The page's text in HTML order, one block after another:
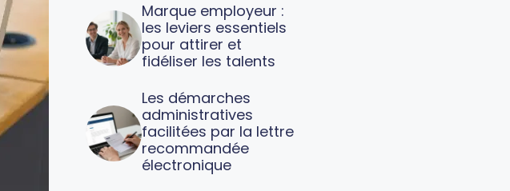
Marque employeur :
les leviers essentiels
pour attirer et
fidéliser les talents
Les démarches
administratives
facilitées par la lettre
recommandée
électronique